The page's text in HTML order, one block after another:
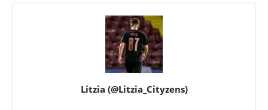
Litzia (@Litzia_Cityzens)